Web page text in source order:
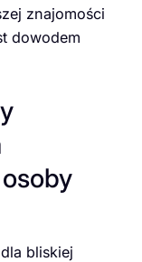
znajomości
dowodem
bliskiej